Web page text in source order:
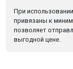
При
привязаны к
позволяет
выгодной цене.